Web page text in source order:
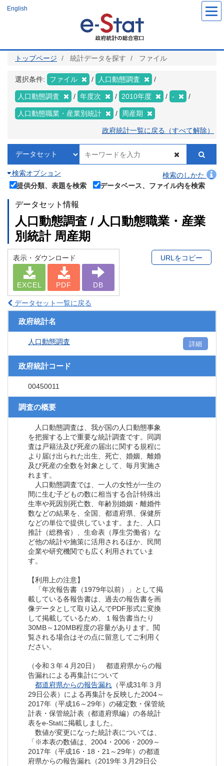
ツ
English
トップページ 統計データを探す ファイル
選択条件: ファイル 人口動態調査
人口動態調査 年度次 2010年度 -
人口動態職業・産業別統計 周産期
政府統計一覧に戻る（すべて解除）
検索オプション
検索のしかた
提供分類、表題を検索
データベース、ファイル内を検索
データセット情報
人口動態調査 / 人口動態職業・産業
別統計 周産期
表示・ダウンロード
EXCEL PDF DB
URLをコピー
データセット一覧に戻る
政府統計名
人口動態調査 詳細
政府統計コード
00450011
調査の概要
人口動態調査は、我が国の人口動態事象
を把握する上で重要な統計調査です。同調
査は戸籍法及び死産の届出に関する規程に
より届け出られた出生、死亡、婚姻、離婚
及び死産の全数を対象として、毎月実施さ
れます。
人口動態調査では、一人の女性が一生の
間に生む子どもの数に相当する合計特殊出
生率や死因別死亡数、年齢別婚姻・離婚件
数などの結果を、全国、都道府県、保健所
などの単位で提供しています。また、人口
推計（総務省）、生命表（厚生労働省）な
ど他の統計や施策に活用されるほか、民間
企業や研究機関でも広く利用されていま
す。
【利用上の注意】
「年次報告書（1979年以前）」として掲
載している各報告書は、過去の報告書を画
像データとして取り込んでPDF形式に変換
して掲載しているため、１報告書当たり
30MB～120MB程度の容量があります。閲
覧される場合はその点に留意してご利用く
ださい。
（令和３年４月20日） 都道府県からの報
告漏れによる再集計について
都道府県からの報告漏れ （平成31年３月
29日公表）による再集計を反映した2004～
2017年（平成16～29年）の確定数・保管統
計表・保管統計表（都道府県編）の各統計
表をe-Statに掲載しました。
数値が変更になった統計表については、
「※本表の数値は、2004・2006・2009～
2017年（平成16・18・21～29年）の都道
府県からの報告漏れ（2019年３月29日公